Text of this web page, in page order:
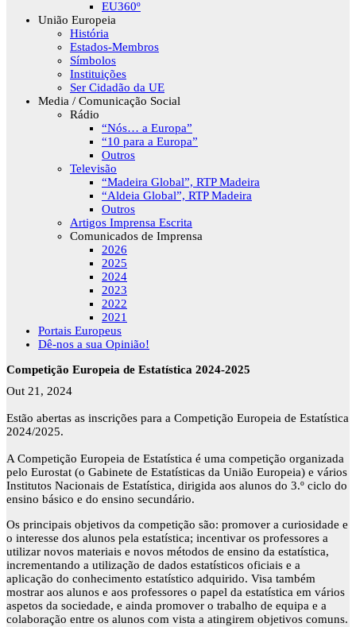
EU360º
União Europeia
História
Estados-Membros
Símbolos
Instituições
Ser Cidadão da UE
Media / Comunicação Social
Rádio
“Nós… a Europa”
“10 para a Europa”
Outros
Televisão
“Madeira Global”, RTP Madeira
“Aldeia Global”, RTP Madeira
Outros
Artigos Imprensa Escrita
Comunicados de Imprensa
2026
2025
2024
2023
2022
2021
Portais Europeus
Dê-nos a sua Opinião!
Competição Europeia de Estatística 2024-2025
Out 21, 2024
Estão abertas as inscrições para a Competição Europeia de Estatística
2024/2025.
A Competição Europeia de Estatística é uma competição organizada
pelo Eurostat (o Gabinete de Estatísticas da União Europeia) e vários
Institutos Nacionais de Estatística, dirigida aos alunos do 3.º ciclo do
ensino básico e do ensino secundário.
Os principais objetivos da competição são: promover a curiosidade e
o interesse dos alunos pela estatística; incentivar os professores a
utilizar novos materiais e novos métodos de ensino da estatística,
incrementando a utilização de dados estatísticos oficiais e a
aplicação do conhecimento estatístico adquirido. Visa também
mostrar aos alunos e aos professores o papel da estatística em vários
aspetos da sociedade, e ainda promover o trabalho de equipa e a
colaboração entre os alunos com vista a atingirem objetivos comuns.